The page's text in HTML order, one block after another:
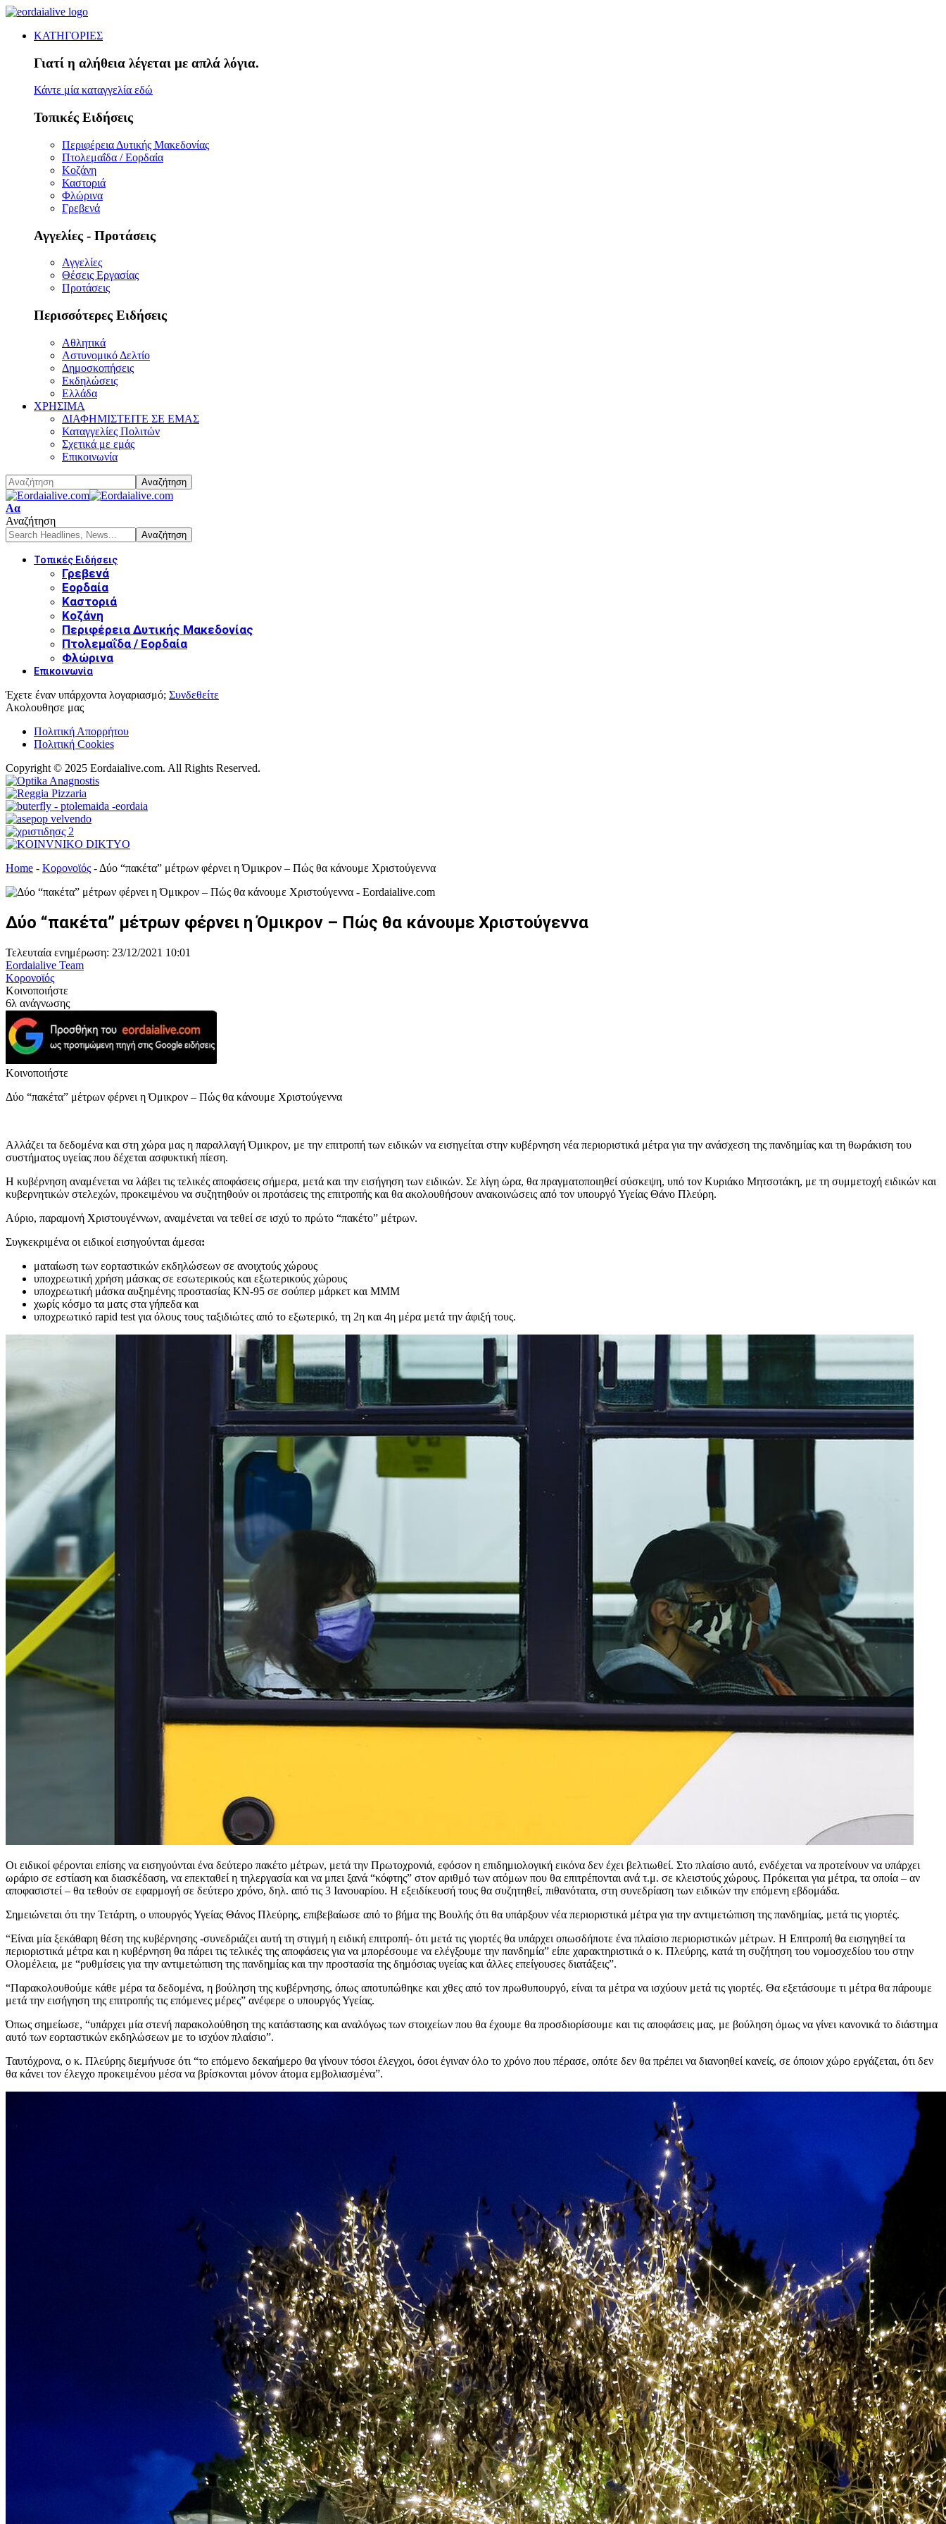
ΚΑΤΗΓΟΡΙΕΣ
Γιατί η αλήθεια λέγεται με απλά λόγια.
Κάντε μία καταγγελία εδώ
Τοπικές Ειδήσεις
Περιφέρεια Δυτικής Μακεδονίας
Πτολεμαΐδα / Εορδαία
Κοζάνη
Καστοριά
Φλώρινα
Γρεβενά
Αγγελίες - Προτάσεις
Αγγελίες
Θέσεις Εργασίας
Προτάσεις
Περισσότερες Ειδήσεις
Αθλητικά
Αστυνομικό Δελτίο
Δημοσκοπήσεις
Εκδηλώσεις
Ελλάδα
ΧΡΗΣΙΜΑ
ΔΙΑΦΗΜΙΣΤΕΙΤΕ ΣΕ ΕΜΑΣ
Καταγγελίες Πολιτών
Σχετικά με εμάς
Επικοινωνία
Font
Resizer
Αα
Αναζήτηση
Τοπικές Ειδήσεις
Γρεβενά
Εορδαία
Καστοριά
Κοζάνη
Περιφέρεια Δυτικής Μακεδονίας
Πτολεμαΐδα / Εορδαία
Φλώρινα
Επικοινωνία
Έχετε έναν υπάρχοντα λογαριασμό; Συνδεθείτε
Ακολουθησε μας
Πολιτική Απορρήτου
Πολιτική Cookies
Copyright © 2025 Eordaialive.com. All Rights Reserved.
Home - Κορονοϊός - Δύο “πακέτα” μέτρων φέρνει η Όμικρον – Πώς θα κάνουμε Χριστούγεννα
Δύο “πακέτα” μέτρων φέρνει η Όμικρον – Πώς θα κάνουμε Χριστούγεννα
Τελευταία ενημέρωση: 23/12/2021 10:01
Eordaialive Team
Κορονοϊός
Κοινοποιήστε
6λ ανάγνωσης
Κοινοποιήστε
Δύο “πακέτα” μέτρων φέρνει η Όμικρον – Πώς θα κάνουμε Χριστούγεννα
Αλλάζει τα δεδομένα και στη χώρα μας η παραλλαγή Όμικρον, με την επιτροπή των ειδικών να εισηγείται στην κυβέρνηση νέα περιοριστικά μέτρα για την ανάσχεση της πανδημίας και τη θωράκιση του
συστήματος υγείας που δέχεται ασφυκτική πίεση.
Η κυβέρνηση αναμένεται να λάβει τις τελικές αποφάσεις σήμερα, μετά και την εισήγηση των ειδικών. Σε λίγη ώρα, θα πραγματοποιηθεί σύσκεψη, υπό τον Κυριάκο Μητσοτάκη, με τη συμμετοχή ειδικών και
κυβερνητικών στελεχών, προκειμένου να συζητηθούν οι προτάσεις της επιτροπής και θα ακολουθήσουν ανακοινώσεις από τον υπουργό Υγείας Θάνο Πλεύρη.
Αύριο, παραμονή Χριστουγέννων, αναμένεται να τεθεί σε ισχύ το πρώτο “πακέτο” μέτρων.
Συγκεκριμένα οι ειδικοί εισηγούνται άμεσα:
ματαίωση των εορταστικών εκδηλώσεων σε ανοιχτούς χώρους
υποχρεωτική χρήση μάσκας σε εσωτερικούς και εξωτερικούς χώρους
υποχρεωτική μάσκα αυξημένης προστασίας KN-95 σε σούπερ μάρκετ και ΜΜΜ
χωρίς κόσμο τα ματς στα γήπεδα και
υποχρεωτικό rapid test για όλους τους ταξιδιώτες από το εξωτερικό, τη 2η και 4η μέρα μετά την άφιξή τους.
Οι ειδικοί φέρονται επίσης να εισηγούνται ένα δεύτερο πακέτο μέτρων, μετά την Πρωτοχρονιά, εφόσον η επιδημιολογική εικόνα δεν έχει βελτιωθεί. Στο πλαίσιο αυτό, ενδέχεται να προτείνουν να υπάρχει
ωράριο σε εστίαση και διασκέδαση, να επεκταθεί η τηλεργασία και να μπει ξανά “κόφτης” στον αριθμό των ατόμων που θα επιτρέπονται ανά τ.μ. σε κλειστούς χώρους. Πρόκειται για μέτρα, τα οποία – αν
αποφασιστεί – θα τεθούν σε εφαρμογή σε δεύτερο χρόνο, δηλ. από τις 3 Ιανουαρίου. Η εξειδίκευσή τους θα συζητηθεί, πιθανότατα, στη συνεδρίαση των ειδικών την επόμενη εβδομάδα.
Σημειώνεται ότι την Τετάρτη, ο υπουργός Υγείας Θάνος Πλεύρης, επιβεβαίωσε από το βήμα της Βουλής ότι θα υπάρξουν νέα περιοριστικά μέτρα για την αντιμετώπιση της πανδημίας, μετά τις γιορτές.
“Είναι μία ξεκάθαρη θέση της κυβέρνησης -συνεδριάζει αυτή τη στιγμή η ειδική επιτροπή- ότι μετά τις γιορτές θα υπάρχει οπωσδήποτε ένα πλαίσιο περιοριστικών μέτρων. Η Επιτροπή θα εισηγηθεί τα
περιοριστικά μέτρα και η κυβέρνηση θα πάρει τις τελικές της αποφάσεις για να μπορέσουμε να ελέγξουμε την πανδημία” είπε χαρακτηριστικά ο κ. Πλεύρης, κατά τη συζήτηση του νομοσχεδίου του στην
Ολομέλεια, με “ρυθμίσεις για την αντιμετώπιση της πανδημίας και την προστασία της δημόσιας υγείας και άλλες επείγουσες διατάξεις”.
“Παρακολουθούμε κάθε μέρα τα δεδομένα, η βούληση της κυβέρνησης, όπως αποτυπώθηκε και χθες από τον πρωθυπουργό, είναι τα μέτρα να ισχύουν μετά τις γιορτές. Θα εξετάσουμε τι μέτρα θα πάρουμε
μετά την εισήγηση της επιτροπής τις επόμενες μέρες” ανέφερε ο υπουργός Υγείας.
Όπως σημείωσε, “υπάρχει μία στενή παρακολούθηση της κατάστασης και αναλόγως των στοιχείων που θα έχουμε θα προσδιορίσουμε και τις αποφάσεις μας, με βούληση όμως να γίνει κανονικά το διάστημα
αυτό των εορταστικών εκδηλώσεων με το ισχύον πλαίσιο”.
Ταυτόχρονα, ο κ. Πλεύρης διεμήνυσε ότι “το επόμενο δεκαήμερο θα γίνουν τόσοι έλεγχοι, όσοι έγιναν όλο το χρόνο που πέρασε, οπότε δεν θα πρέπει να διανοηθεί κανείς, σε όποιον χώρο εργάζεται, ότι δεν
θα κάνει τον έλεγχο προκειμένου μέσα να βρίσκονται μόνον άτομα εμβολιασμένα”.